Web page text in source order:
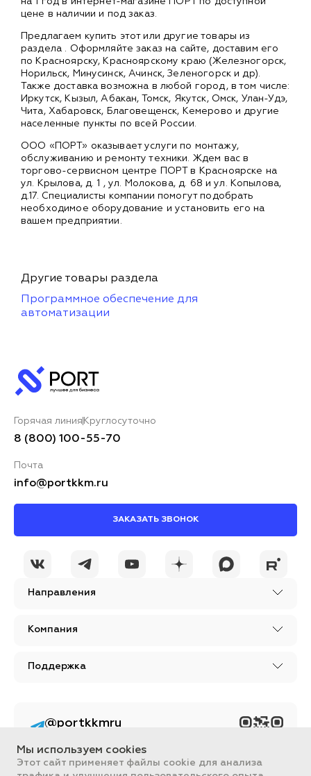
цене в наличии и под заказ.
Предлагаем купить этот или другие товары из
раздела . Оформляйте заказ на сайте, доставим его
по Красноярску, Красноярскому краю (Железногорск,
Норильск, Минусинск, Ачинск, Зеленогорск и др).
Также доставка возможна в любой город, в том числе:
Иркутск, Кызыл, Абакан, Томск, Якутск, Омск, Улан-Удэ,
Чита, Хабаровск, Благовещенск, Кемерово и другие
населенные пункты по всей России.
ООО «ПОРТ» оказывает услуги по монтажу,
обслуживанию и ремонту техники. Ждем вас в
торгово-сервисном центре ПОРТ в Красноярске на
ул. Крылова, д. 1 , ул. Молокова, д. 68 и ул. Копылова,
д.17. Специалисты компании помогут подобрать
необходимое оборудование и установить его на
вашем предприятии.
Другие товары раздела
Программное обеспечение для
автоматизации
Направления
Компания
Поддержка
Горячая линия Круглосуточно
8 (800) 100-55-70
Почта
info@portkkm.ru
ЗАКАЗАТЬ ЗВОНОК
@portkkmru
контент PORT - бизнес
портал
Мы используем cookies
Этот сайт применяет файлы cookie для анализа